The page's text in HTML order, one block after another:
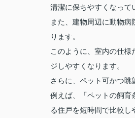
清潔に保ちやすくなって
また、建物周辺に動物
ります。
このように、室内の仕
ジしやすくなります。
さらに、ペット可かつ
例えば、「ペットの飼育
る住戸を短時間で比較し